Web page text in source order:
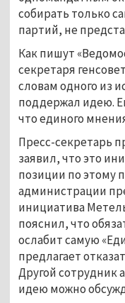
собирать только
партий, не
Как пишут
секретаря
словам одного из
поддержал идею.
что единого
Пресс-секретарь
заявил, что это
позиции по этому
администрации
инициатива
пояснил, что
ослабит самую
предлагает
Другой сотрудник
идею можно